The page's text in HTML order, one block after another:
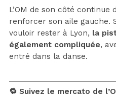
L’OM de son côté
renforcer son aile gauche.
vouloir rester à Lyon, la
également compliquée,
entré dans la danse.
🔁 Suivez le mercato de